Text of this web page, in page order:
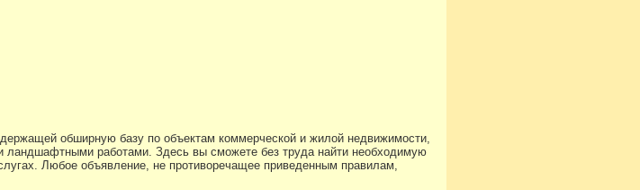
обширную базу по объектам коммерческой и жилой недвижимости,
работами. Здесь вы сможете без труда найти необходимую
Любое объявление, не противоречащее приведенным правилам,